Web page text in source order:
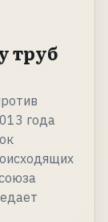
труб
года